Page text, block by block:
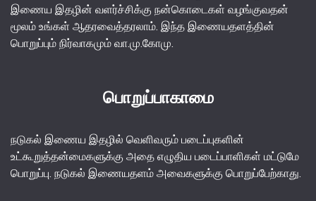
இணைய இதழின் வளர்ச்சிக்கு நன்கொடைகள் வழங்குவதன்
மூலம் உங்கள் ஆதரவைத்தரலாம். இந்த இணையதளத்தின்
பொறுப்பும் நிர்வாகமும் வா.மு.கோமு.
பொறுப்பாகாமை
நடுகல் இணைய இதழில் வெளிவரும் படைப்புகளின்
உட்கூறுத்தன்மைகளுக்கு அதை எழுதிய படைப்பாளிகள் மட்டுமே
பொறுப்பு. நடுகல் இணையதளம் அவைகளுக்கு பொறுப்பேற்காது.